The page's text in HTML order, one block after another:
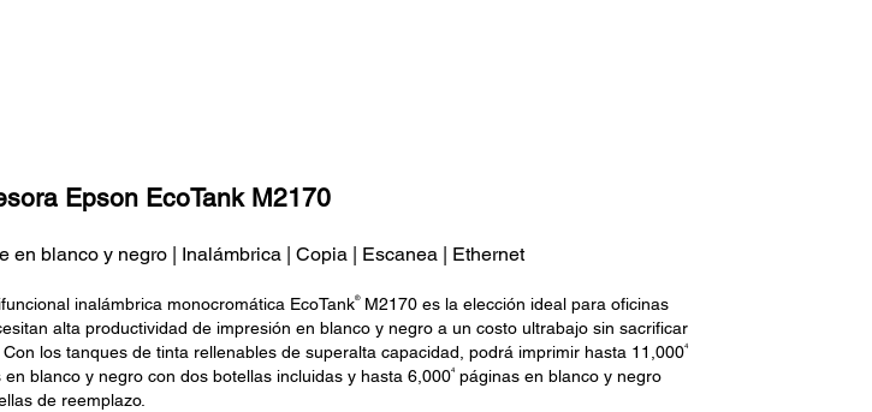
Epson EcoTank M2170
en blanco y negro | Inalámbrica | Copia | Escanea | Ethernet
inalámbrica monocromática EcoTank®M2170 es la elección ideal para oficinas
alta productividad de impresión en blanco y negro a un costo ultrabajo sin sacrificar
Con los tanques de tinta rellenables de superalta capacidad, podrá imprimir hasta 11,0004
en blanco y negro con dos botellas incluidas y hasta 6,0004
páginas en blanco y negro
de reemplazo.